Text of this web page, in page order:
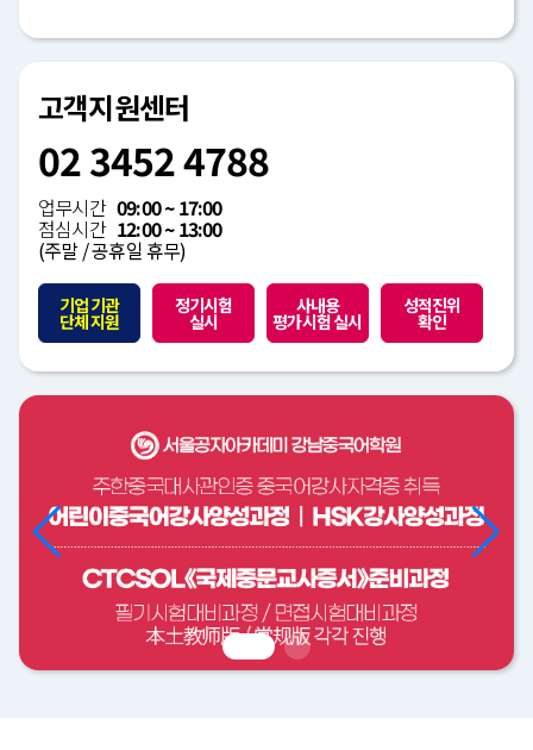
고객지원센터
02 3452 4788
업무시간 09:00 ~ 17:00
점심시간 12:00 ~ 13:00
(주말 / 공휴일 휴무)
기업 기관
단체 지원
정기시험
실시
사내용
평가시험 실시
성적진위
확인